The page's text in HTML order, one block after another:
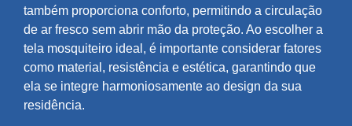
também proporciona conforto, permitindo a circulação
de ar fresco sem abrir mão da proteção. Ao escolher a
tela mosquiteiro ideal, é importante considerar fatores
como material, resistência e estética, garantindo que
ela se integre harmoniosamente ao design da sua
residência.